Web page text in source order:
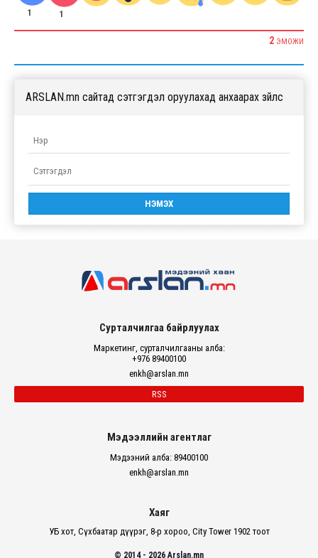
1 1
2 ЭМОЖИ
ARSLAN.mn сайтад сэтгэгдэл оруулахад анхаарах зүйлс
Сурталчилгаа байрлуулах
Маркетинг, сурталчилгааны алба:
+976 89400100
enkh@arslan.mn
RSS
Мэдээллийн агентлаг
Мэдээний алба: 89400100
enkh@arslan.mn
Хаяг
УБ хот, Сүхбаатар дүүрэг, 8-р хороо, City Tower 1902 тоот
© 2014 - 2026 Arslan.mn